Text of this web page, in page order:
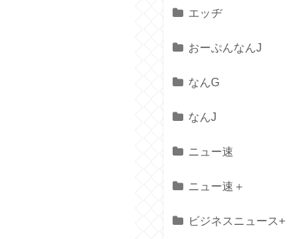
エッヂ
おーぷんなんJ
なんG
なんJ
ニュー速
ニュー速＋
ビジネスニュース+